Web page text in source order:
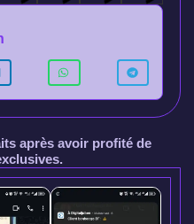
après avoir profité de